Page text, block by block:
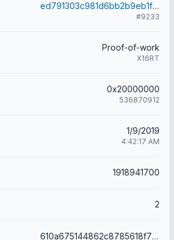
ed791303c981d6bb2b9eb1f968149f5b288a34ab7b322a2964f388a715bcec60
#9233
Proof-of-work
X16RT
0x20000000
536870912
1/9/2019
4:42:17 AM
1918941700
2
610a675144862c8785618f7307f6f21274bbe4d2e0611f5651e02aebbc715d1a